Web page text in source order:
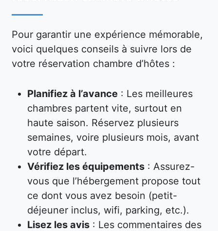
Pour garantir une expérience mémorable,
voici quelques conseils à suivre lors de
votre réservation chambre d’hôtes :
Planifiez à l’avance : Les meilleures
chambres partent vite, surtout en
haute saison. Réservez plusieurs
semaines, voire plusieurs mois, avant
votre départ.
Vérifiez les équipements : Assurez-
vous que l’hébergement propose tout
ce dont vous avez besoin (petit-
déjeuner inclus, wifi, parking, etc.).
Lisez les avis : Les commentaires des